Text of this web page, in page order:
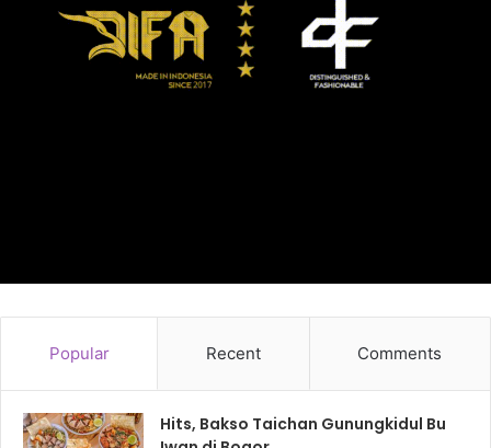
Popular Recent Comments
Hits, Bakso Taichan Gunungkidul Bu